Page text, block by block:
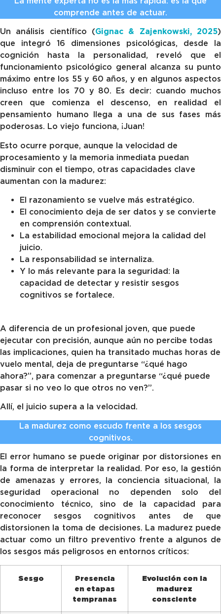
comprende antes de actuar.
Un análisis científico (Gignac & Zajenkowski, 2025)
que integró 16 dimensiones psicológicas, desde la
cognición hasta la personalidad, reveló que el
funcionamiento psicológico general alcanza su punto
máximo entre los 55 y 60 años, y en algunos aspectos
incluso entre los 70 y 80. Es decir: cuando muchos
creen que comienza el descenso, en realidad el
pensamiento humano llega a una de sus fases más
poderosas. Lo viejo funciona, ¡Juan!
Esto ocurre porque, aunque la velocidad de
procesamiento y la memoria inmediata puedan
disminuir con el tiempo, otras capacidades clave
aumentan con la madurez:
El razonamiento se vuelve más estratégico.
El conocimiento deja de ser datos y se convierte
en comprensión contextual.
La estabilidad emocional mejora la calidad del
juicio.
La responsabilidad se internaliza.
Y lo más relevante para la seguridad: la
capacidad de detectar y resistir sesgos
cognitivos se fortalece.
A diferencia de un profesional joven, que puede
ejecutar con precisión, aunque aún no percibe todas
las implicaciones, quien ha transitado muchas horas de
vuelo mental, deja de preguntarse “¿qué hago
ahora?”, para comenzar a preguntarse “¿qué puede
pasar si no veo lo que otros no ven?”.
Allí, el juicio supera a la velocidad.
La madurez como escudo frente a los sesgos
cognitivos.
El error humano se puede originar por distorsiones en
la forma de interpretar la realidad. Por eso, la gestión
de amenazas y errores, la conciencia situacional, la
seguridad operacional no dependen solo del
conocimiento técnico, sino de la capacidad para
reconocer sesgos cognitivos antes de que
distorsionen la toma de decisiones. La madurez puede
actuar como un filtro preventivo frente a algunos de
los sesgos más peligrosos en entornos críticos:
Sesgo
Presencia
en etapas
tempranas
Evolución con la
madurez
consciente